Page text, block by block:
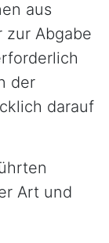
aus
zur Abgabe
der
darauf
Art und